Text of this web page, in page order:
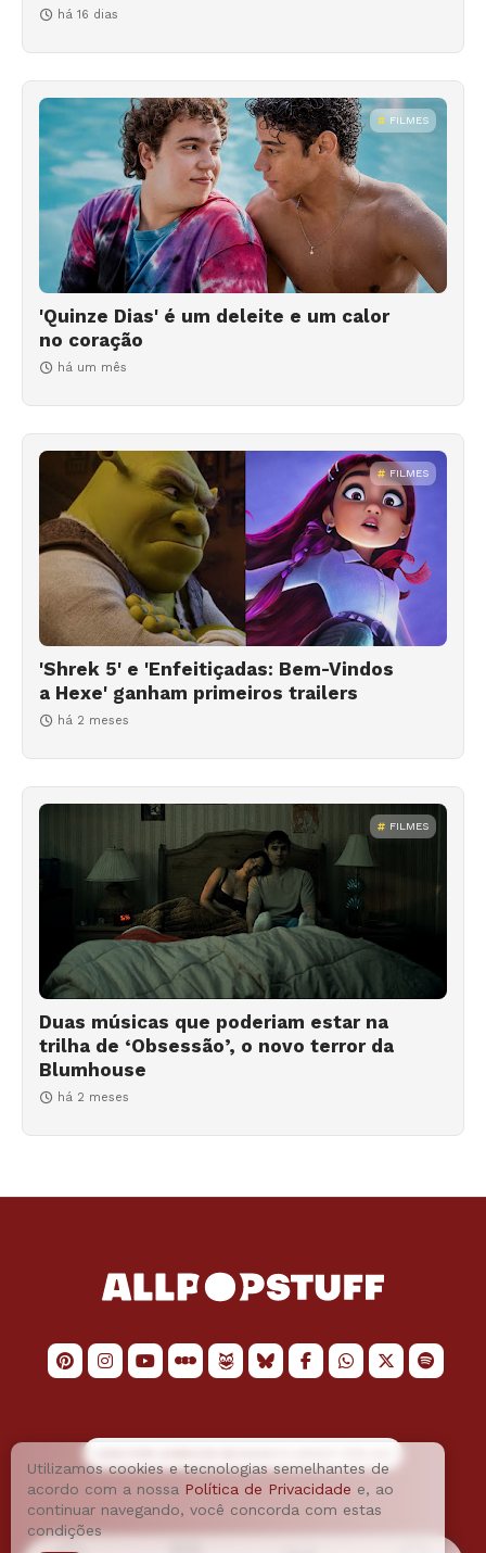
há 16 dias
FILMES
'Quinze Dias' é um deleite e um calor
no coração
há um mês
FILMES
'Shrek 5' e 'Enfeitiçadas: Bem-Vindos
a Hexe' ganham primeiros trailers
há 2 meses
FILMES
Duas músicas que poderiam estar na
trilha de ‘Obsessão’, o novo terror da
Blumhouse
há 2 meses
Utilizamos cookies e tecnologias semelhantes de
acordo com a nossa Política de Privacidade e, ao
continuar navegando, você concorda com estas
condições